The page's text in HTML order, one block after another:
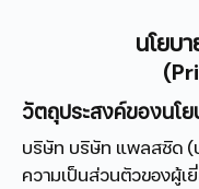
นโยบ
วัตถุประสงค์ของนโย
บริษัท บริษัท แพลสซิด (
ความเป็นส่วนตัวของผู้เ